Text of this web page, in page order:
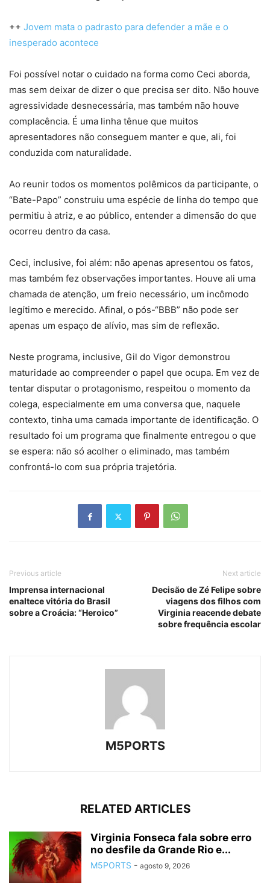
++ Jovem mata o padrasto para defender a mãe e o
inesperado acontece
Foi possível notar o cuidado na forma como Ceci aborda,
mas sem deixar de dizer o que precisa ser dito. Não houve
agressividade desnecessária, mas também não houve
complacência. É uma linha tênue que muitos
apresentadores não conseguem manter e que, ali, foi
conduzida com naturalidade.
Ao reunir todos os momentos polêmicos da participante, o
“Bate-Papo” construiu uma espécie de linha do tempo que
permitiu à atriz, e ao público, entender a dimensão do que
ocorreu dentro da casa.
Ceci, inclusive, foi além: não apenas apresentou os fatos,
mas também fez observações importantes. Houve ali uma
chamada de atenção, um freio necessário, um incômodo
legítimo e merecido. Afinal, o pós-“BBB” não pode ser
apenas um espaço de alívio, mas sim de reflexão.
Neste programa, inclusive, Gil do Vigor demonstrou
maturidade ao compreender o papel que ocupa. Em vez de
tentar disputar o protagonismo, respeitou o momento da
colega, especialmente em uma conversa que, naquele
contexto, tinha uma camada importante de identificação. O
resultado foi um programa que finalmente entregou o que
se espera: não só acolher o eliminado, mas também
confrontá-lo com sua própria trajetória.
Previous article
Imprensa internacional
enaltece vitória do Brasil
sobre a Croácia: “Heroico”
Next article
Decisão de Zé Felipe sobre
viagens dos filhos com
Virginia reacende debate
sobre frequência escolar
M5PORTS
RELATED ARTICLES
Virginia Fonseca fala sobre erro
no desfile da Grande Rio e...
M5PORTS - agosto 9, 2026